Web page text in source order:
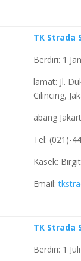
TK Strada
Berdiri: 1
lamat: Jl.
Cilincing,
abang
Tel: (021)-
Kasek:
Email:
TK Strada
Berdiri: 1